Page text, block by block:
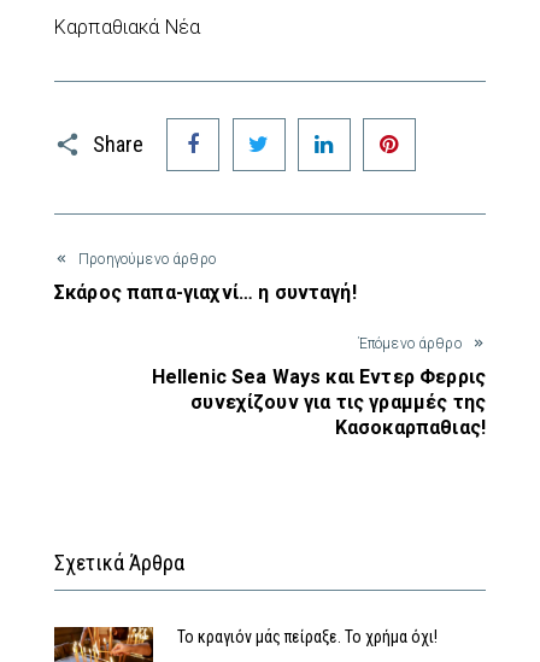
Καρπαθιακά Νέα
Share
Facebook Twitter LinkedIn
Προηγούμενο άρθρο
Σκάρος παπα-γιαχνί… η συνταγή!
Έπόμενο άρθρο
Hellenic Sea Ways και Εντερ Φερρις
συνεχίζουν για τις γραμμές της
Κασοκαρπαθιας!
Σχετικά Άρθρα
Το κραγιόν μάς πείραξε. Το χρήμα όχι!